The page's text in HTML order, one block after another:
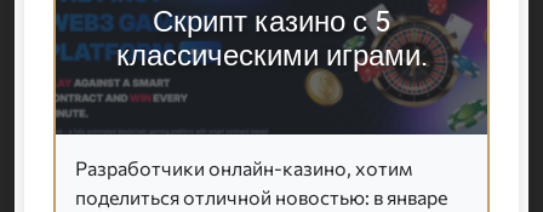
Скрипт казино с 5
классическими играми.
Разработчики онлайн-казино, хотим
поделиться отличной новостью: в январе